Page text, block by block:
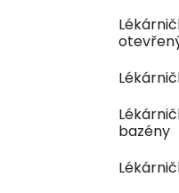
bazény